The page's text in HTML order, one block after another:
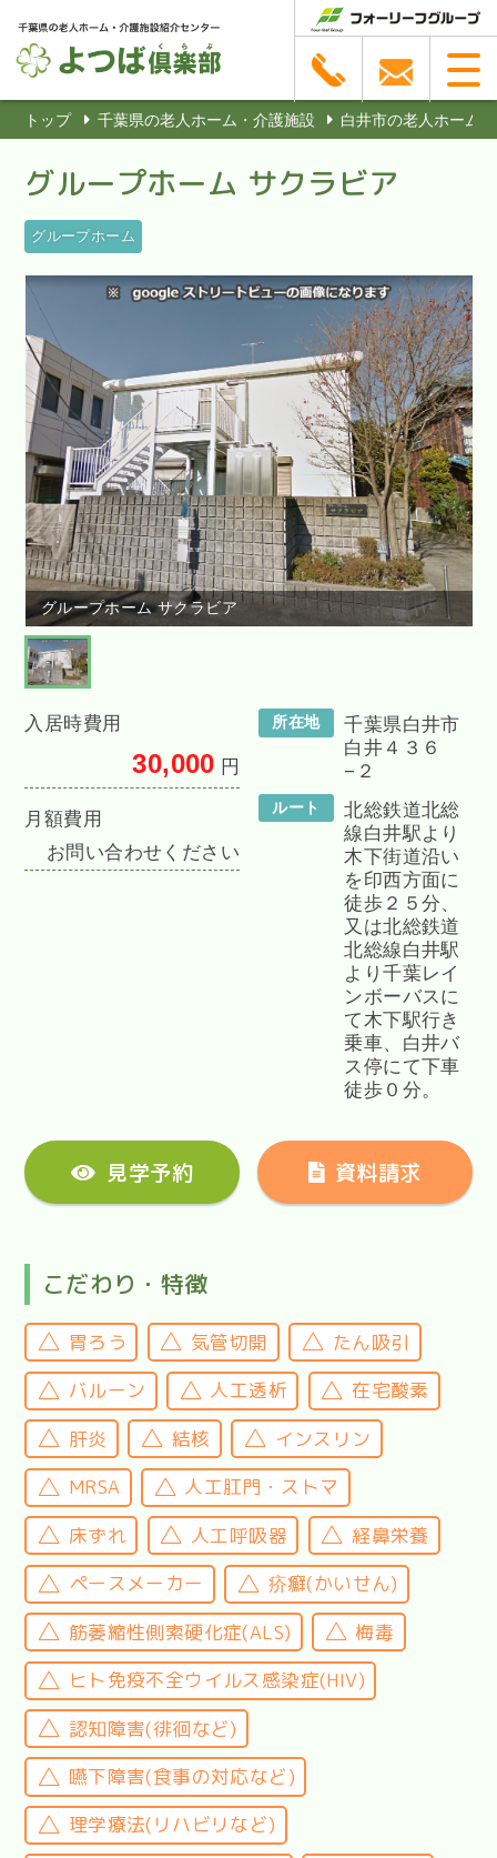
トップ 千葉県の老人ホーム・介護施設 白井市の老人ホーム
グループホーム サクラビア
グループホーム
グループホーム サクラビア
入居時費用
30,000 円
月額費用
お問い合わせください
所在地
千葉県白井市
白井４３６
−２
ルート
北総鉄道北総
線白井駅より
木下街道沿い
を印西方面に
徒歩２５分、
又は北総鉄道
北総線白井駅
より千葉レイ
ンボーバスに
て木下駅行き
乗車、白井バ
ス停にて下車
徒歩０分。
見学予約 資料請求
こだわり・特徴
胃ろう 気管切開
たん吸引
バルーン
人工透析
在宅酸素
肝炎
結核
インスリン
MRSA
人工肛門・ストマ
床ずれ
人工呼吸器
経鼻栄養
ペースメーカー
疥癬(かいせん)
筋萎縮性側索硬化症(ALS)
梅毒
ヒト免疫不全ウイルス感染症(HIV)
認知障害(徘徊など)
嚥下障害(食事の対応など)
理学療法(リハビリなど)